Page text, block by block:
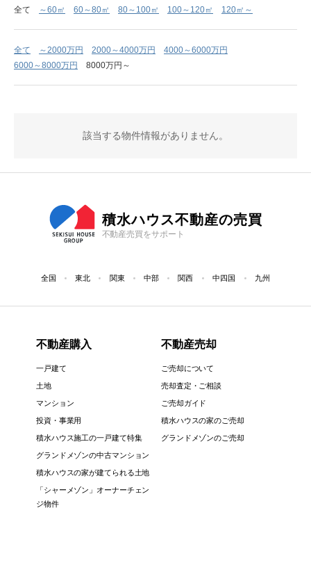
全て ～60㎡ 60～80㎡ 80～100㎡ 100～120㎡ 120㎡～
全て ～2000万円 2000～4000万円
4000～6000万円
6000～8000万円
8000万円～
該当する物件情報がありません。
積水ハウス不動産の売買
不動産売買をサポート
全国 東北 関東 中部 関西 中四国 九州
不動産購入
一戸建て
土地
マンション
投資・事業用
積水ハウス施工の一戸建て特集
グランドメゾンの中古マンション
積水ハウスの家が建てられる土地
「シャーメゾン」オーナーチェン
ジ物件
不動産売却
ご売却について
売却査定・ご相談
ご売却ガイド
積水ハウスの家のご売却
グランドメゾンのご売却